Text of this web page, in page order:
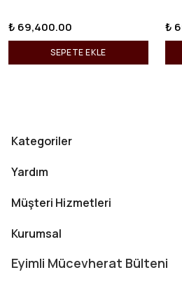
₺ 69,400.00
SEPETE EKLE
₺
Kategoriler
Yardım
Müşteri Hizmetleri
Kurumsal
Eyimli Mücevherat Bülteni